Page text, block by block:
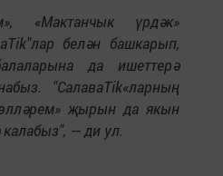
«Мактанчык үрдәк»
белән башкарып,
да ишеттерә
"СалаваTik«ларның
җырын да якын
калабыз", — ди ул.